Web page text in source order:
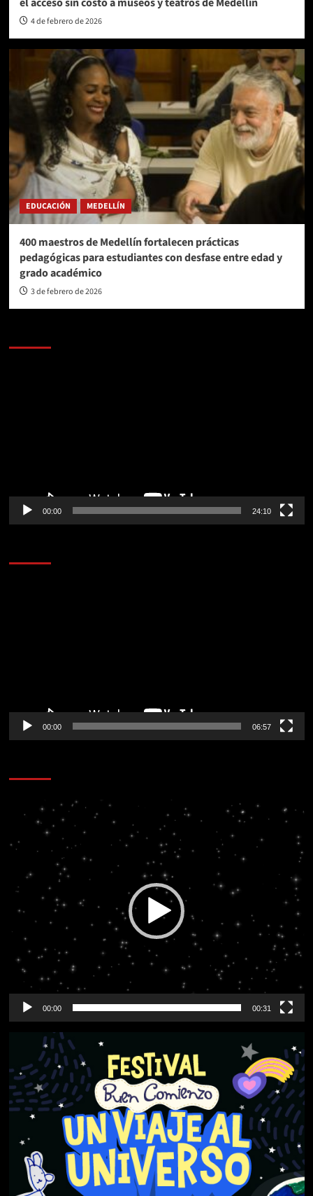
4 de febrero de 2026
EDUCACIÓN MEDELLÍN
400 maestros de Medellín fortalecen prácticas
pedagógicas para estudiantes con desfase entre edad y
grado académico
3 de febrero de 2026
00:00 24:10
00:00 06:57
Reproductor
vídeo
00:00 00:31